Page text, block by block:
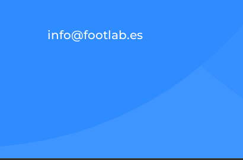
info@footlab.es